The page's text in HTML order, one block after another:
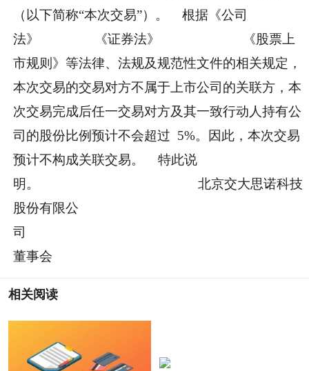
（以下简称“本次交易”）。 根据《公司
法》 《证券法》 《股票上
市规则》等法律、法规及规范性文件的相关规定，
本次交易的交易对方不属于上市公司的关联方，本
次交易完成后任一交易对方及其一致行动人持有公
司的股份比例预计不会超过 5%。因此，本次交易
预计不构成关联交易。 特此说
明。 北京交大思诺科技
股份有限公
司
董事会
相关阅读